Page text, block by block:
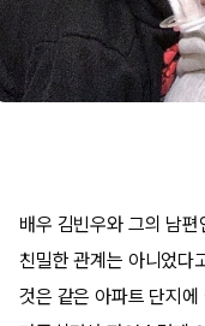
배우 김빈우와 그의 남
친밀한 관계는 아니었다
것은 같은 아파트 단지